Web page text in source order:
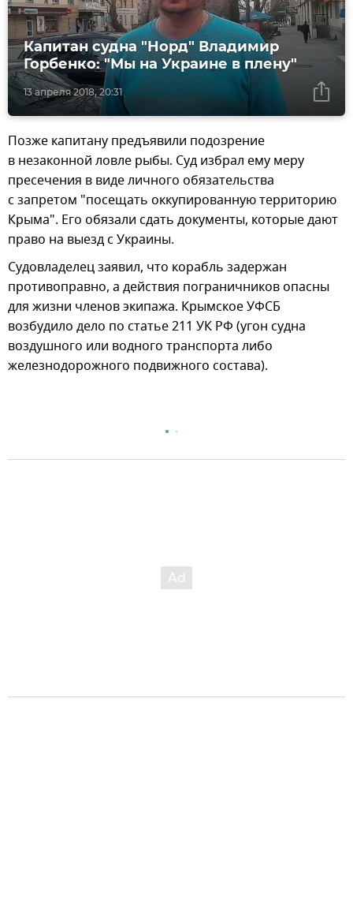
13 апреля 2018, 20:31
Капитан судна "Норд" Владимир
Горбенко: "Мы на Украине в плену"
Позже капитану предъявили подозрение
в незаконной ловле рыбы. Суд избрал ему меру
пресечения в виде личного обязательства
с запретом "посещать оккупированную территорию
Крыма". Его обязали сдать документы, которые дают
право на выезд с Украины.
Судовладелец заявил, что корабль задержан
противоправно, а действия пограничников опасны
для жизни членов экипажа. Крымское УФСБ
возбудило дело по статье 211 УК РФ (угон судна
воздушного или водного транспорта либо
железнодорожного подвижного состава).